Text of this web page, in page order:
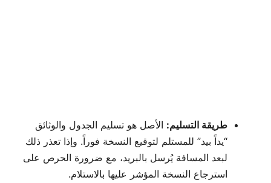
طريقة التسليم: الأصل هو تسليم الجدول والوثائق
“يداً بيد” للمستلم لتوقيع النسخة فوراً. وإذا تعذر ذلك
لبعد المسافة يُرسل بالبريد، مع ضرورة الحرص على
استرجاع النسخة المؤشر عليها بالاستلام.